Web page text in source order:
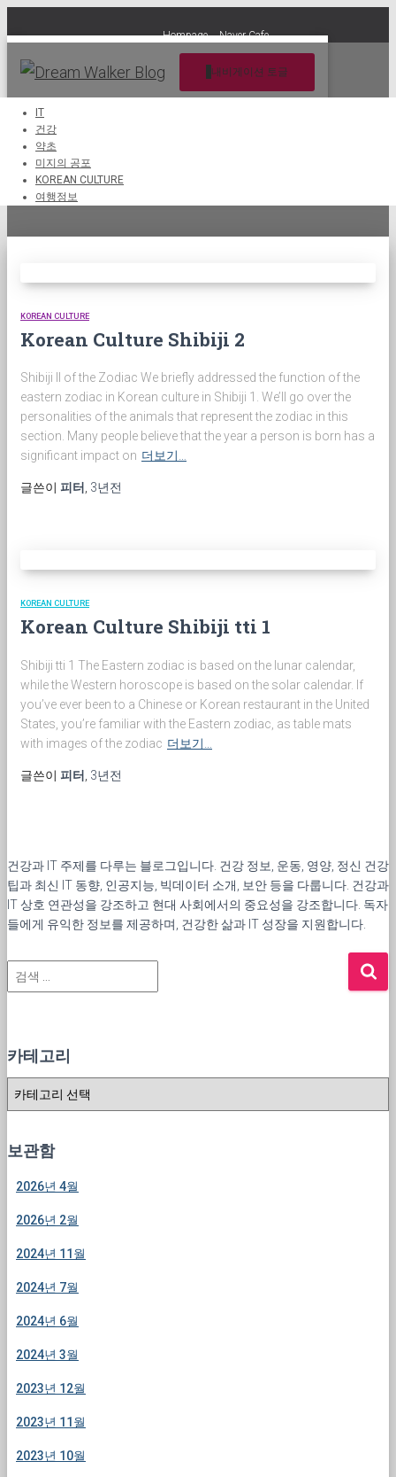
Hompage Naver Cafe
내비게이션 토글
IT
건강
약초
미지의 공포
KOREAN CULTURE
여행정보
Eastern zodiac
KOREAN CULTURE
Korean Culture Shibiji 2
Shibiji II of the Zodiac We briefly addressed the function of the
eastern zodiac in Korean culture in Shibiji 1. We’ll go over the
personalities of the animals that represent the zodiac in this
section. Many people believe that the year a person is born has a
significant impact on 더보기…
글쓴이 피터 , 3년전
KOREAN CULTURE
Korean Culture Shibiji tti 1
Shibiji tti 1 The Eastern zodiac is based on the lunar calendar,
while the Western horoscope is based on the solar calendar. If
you’ve ever been to a Chinese or Korean restaurant in the United
States, you’re familiar with the Eastern zodiac, as table mats
with images of the zodiac 더보기…
글쓴이 피터 3년전
건강과 IT 주제를 다루는 블로그입니다. 건강 정보, 운동, 영양, 정신 건강
팁과 최신 IT 동향, 인공지능, 빅데이터 소개, 보안 등을 다룹니다. 건강과
IT 상호 연관성을 강조하고 현대 사회에서의 중요성을 강조합니다. 독자
들에게 유익한 정보를 제공하며, 건강한 삶과 IT 성장을 지원합니다.
검
색
카테고리
리
보관함
2026년 4월
2026년 2월
2024년 11월
2024년 7월
2024년 6월
2024년 3월
2023년 12월
2023년 11월
2023년 10월